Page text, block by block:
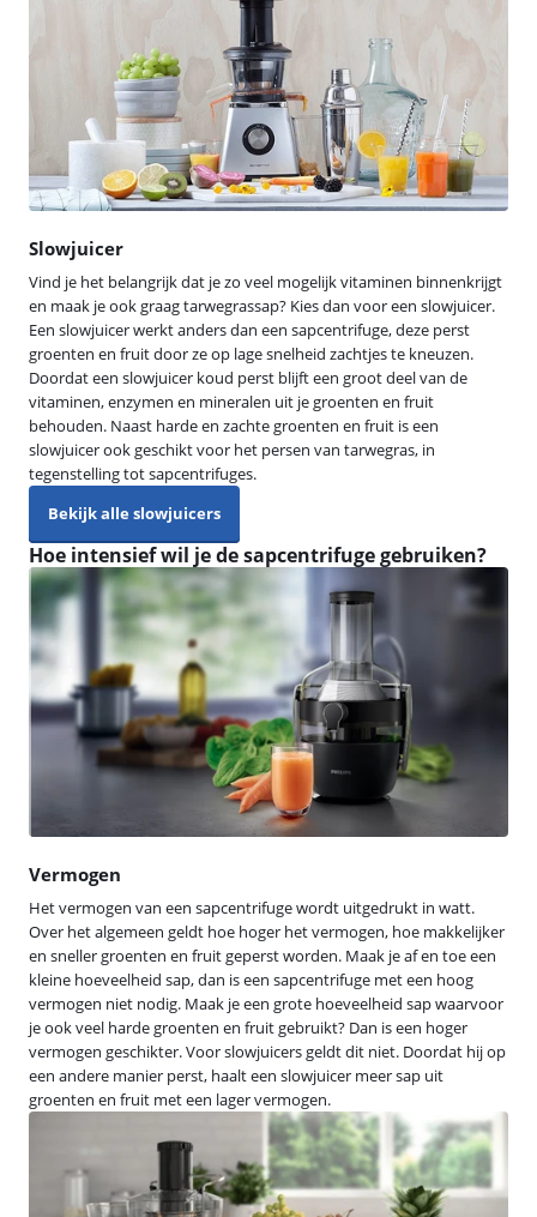
Slowjuicer
Vind je het belangrijk dat je zo veel mogelijk vitaminen binnenkrijgt
en maak je ook graag tarwegrassap? Kies dan voor een slowjuicer.
Een slowjuicer werkt anders dan een sapcentrifuge, deze perst
groenten en fruit door ze op lage snelheid zachtjes te kneuzen.
Doordat een slowjuicer koud perst blijft een groot deel van de
vitaminen, enzymen en mineralen uit je groenten en fruit
behouden. Naast harde en zachte groenten en fruit is een
slowjuicer ook geschikt voor het persen van tarwegras, in
tegenstelling tot sapcentrifuges.
Bekijk alle slowjuicers
Hoe intensief wil je de sapcentrifuge gebruiken?
Vermogen
Het vermogen van een sapcentrifuge wordt uitgedrukt in watt.
Over het algemeen geldt hoe hoger het vermogen, hoe makkelijker
en sneller groenten en fruit geperst worden. Maak je af en toe een
kleine hoeveelheid sap, dan is een sapcentrifuge met een hoog
vermogen niet nodig. Maak je een grote hoeveelheid sap waarvoor
je ook veel harde groenten en fruit gebruikt? Dan is een hoger
vermogen geschikter. Voor slowjuicers geldt dit niet. Doordat hij op
een andere manier perst, haalt een slowjuicer meer sap uit
groenten en fruit met een lager vermogen.